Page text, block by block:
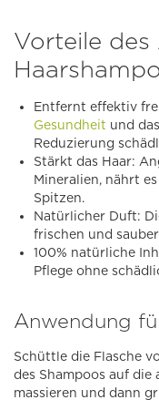
Vorteile
Entfernt effektiv
Gesundheit und
Reduzierung
Stärkt das Haar:
Mineralien, nährt
Spitzen.
Natürlicher Duft:
frischen und
100% natürliche
Pflege ohne
Anwendung
Schüttle die Flasche
des Shampoos auf die
massieren und dann